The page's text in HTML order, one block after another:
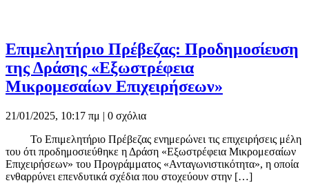
Επιμελητήριο Πρέβεζας: Προδημοσίευση
της Δράσης «Εξωστρέφεια
Μικρομεσαίων Επιχειρήσεων»
21/01/2025, 10:17 πμ | 0 σχόλια
Το Επιμελητήριο Πρέβεζας ενημερώνει τις επιχειρήσεις μέλη
του ότι προδημοσιεύθηκε η Δράση «Εξωστρέφεια Μικρομεσαίων
Επιχειρήσεων» του Προγράμματος «Ανταγωνιστικότητα», η οποία
ενθαρρύνει επενδυτικά σχέδια που στοχεύουν στην […]